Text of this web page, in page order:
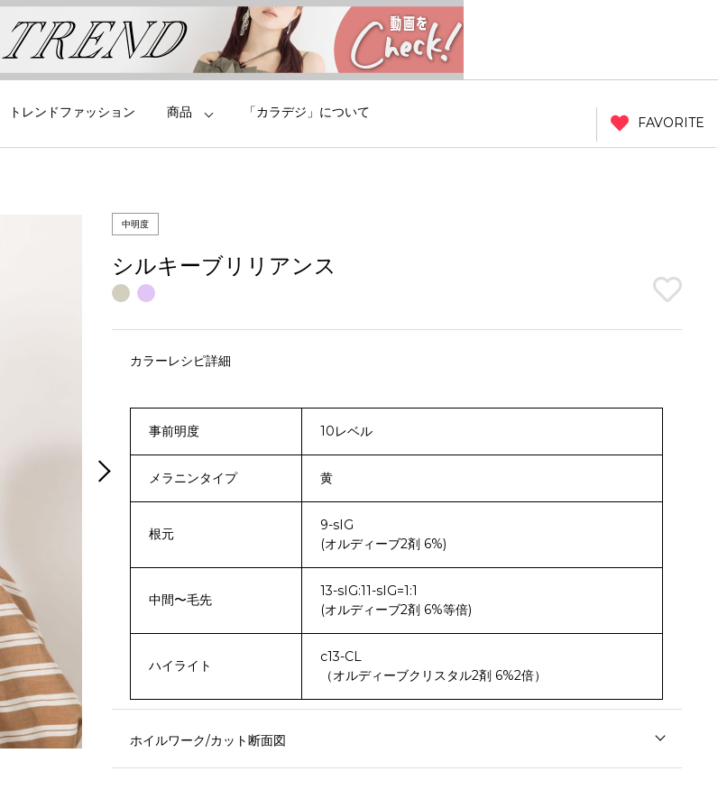
トレンドファッション 商品 「カラデジ」について
FAVORITE
中明度
シルキーブリリアンス
カラーレシピ詳細
事前明度 10レベル
メラニンタイプ 黄
根元
9-sIG
(オルディーブ2剤 6%)
中間〜毛先
13-sIG:11-sIG=1:1
(オルディーブ2剤 6%等倍)
ハイライト
c13-CL
（オルディーブクリスタル2剤 6%2倍）
ホイルワーク/カット断面図